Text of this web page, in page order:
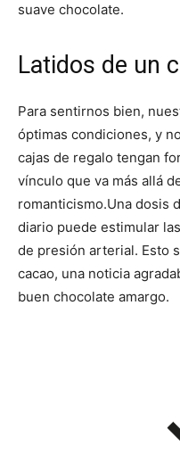
suave chocolate.
Latidos de un
Para sentirnos bien,
óptimas condiciones, y
cajas de regalo tengan
vínculo que va más allá
romanticismo.Una dosis
diario puede estimular
de presión arterial. Esto
cacao, una noticia
buen chocolate amargo.